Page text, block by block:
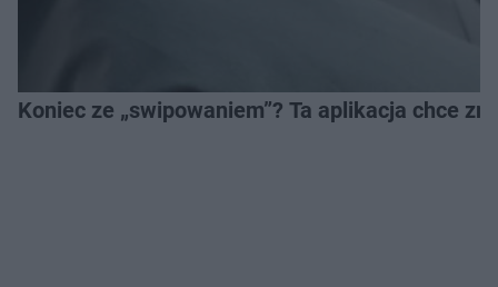
Koniec ze „swipowaniem”? Ta aplikacja chce